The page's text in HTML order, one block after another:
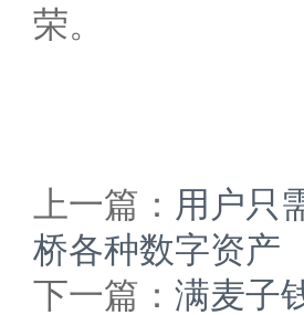
荣。
上一篇： 用户只
桥各种数字资产
下一篇： 满麦子